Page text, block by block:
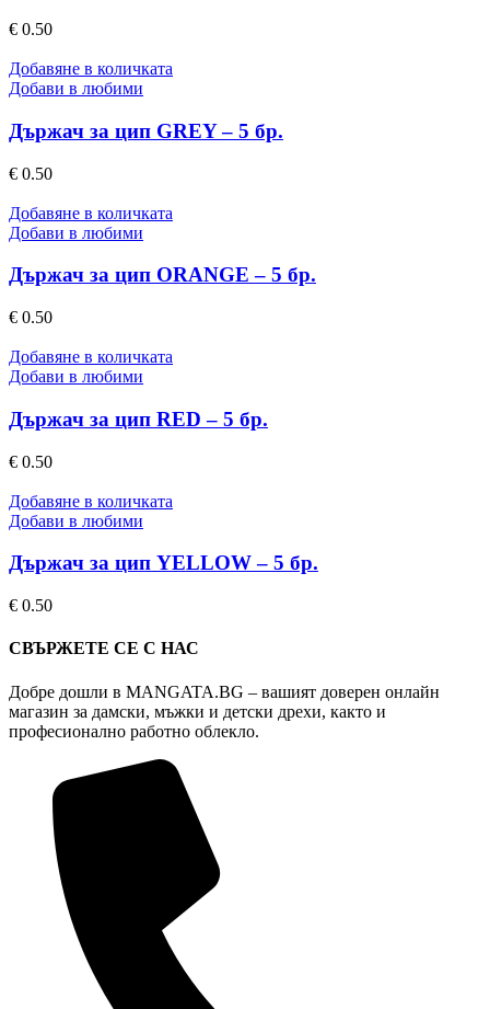
€ 0.50
Добавяне в количката
Добави в любими
Държач за цип GREY – 5 бр.
€ 0.50
Добавяне в количката
Добави в любими
Държач за цип ORANGE – 5 бр.
€ 0.50
Добавяне в количката
Добави в любими
Държач за цип RED – 5 бр.
€ 0.50
Добавяне в количката
Добави в любими
Държач за цип YELLOW – 5 бр.
€ 0.50
СВЪРЖЕТЕ СЕ С НАС
Добре дошли в MANGATA.BG – вашият доверен онлайн
магазин за дамски, мъжки и детски дрехи, както и
професионално работно облекло.